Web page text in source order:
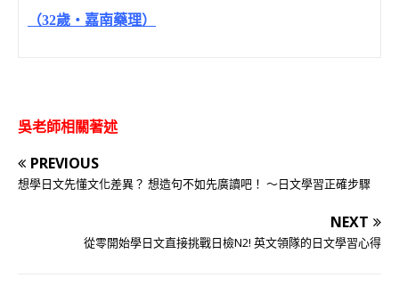
（32歲‧嘉南藥理）
吳老師相關著述
PREVIOUS
想學日文先懂文化差異？ 想造句不如先廣讀吧！ ～日文學習正確步驟
NEXT
從零開始學日文直接挑戰日檢N2! 英文領隊的日文學習心得